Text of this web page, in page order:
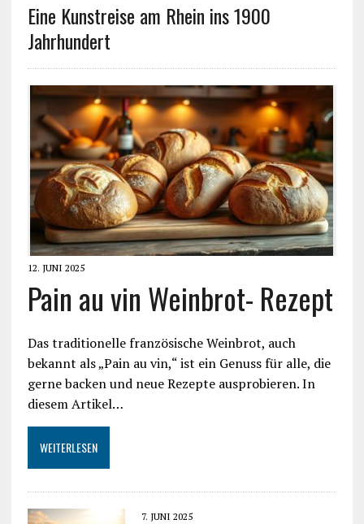
Eine Kunstreise am Rhein ins 1900
Jahrhundert
12. JUNI 2025
Pain au vin Weinbrot- Rezept
Das traditionelle französische Weinbrot, auch
bekannt als „Pain au vin,“ ist ein Genuss für alle, die
gerne backen und neue Rezepte ausprobieren. In
diesem Artikel…
WEITERLESEN
7. JUNI 2025